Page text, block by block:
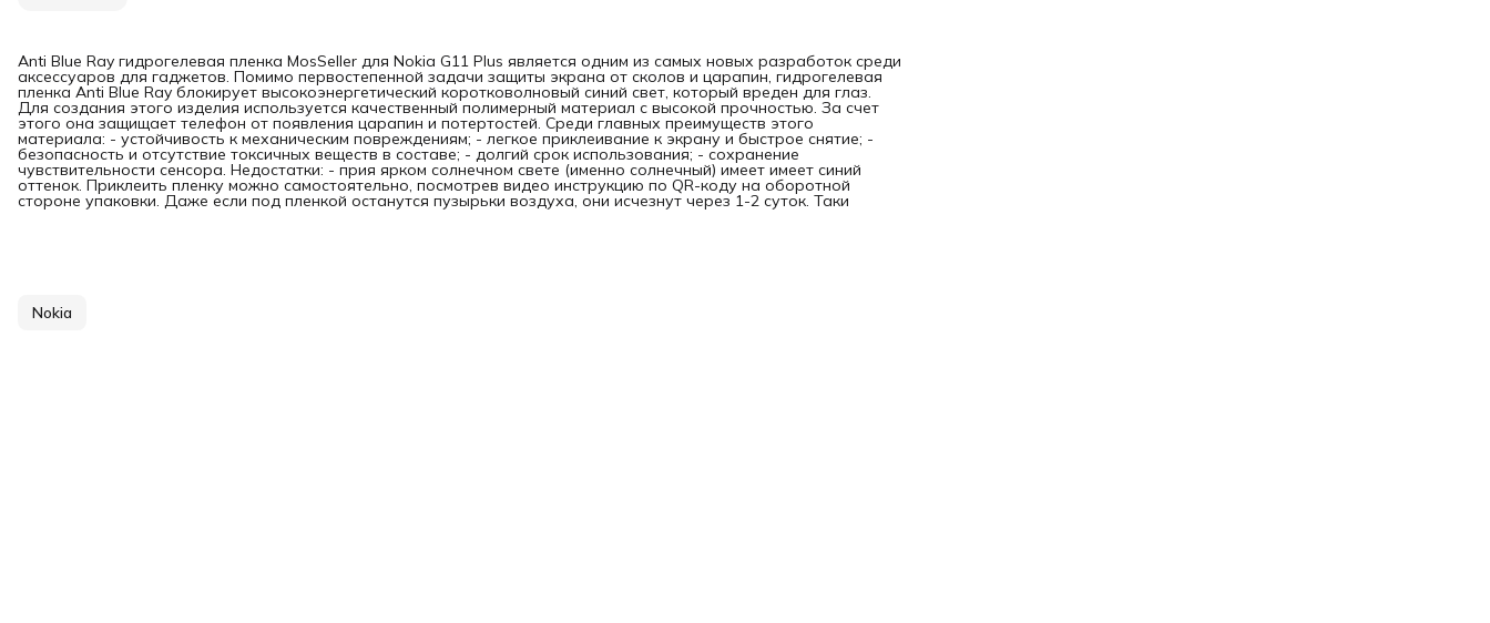
Anti Blue Ray гидрогелевая пленка MosSeller для Nokia G11 Plus является одним из самых новых разработок среди
аксессуаров для гаджетов. Помимо первостепенной задачи защиты экрана от сколов и царапин, гидрогелевая
пленка Anti Blue Ray блокирует высокоэнергетический коротковолновый синий свет, который вреден для глаз.
Для создания этого изделия используется качественный полимерный материал с высокой прочностью. За счет
этого она защищает телефон от появления царапин и потертостей. Среди главных преимуществ этого
материала: - устойчивость к механическим повреждениям; - легкое приклеивание к экрану и быстрое снятие; -
безопасность и отсутствие токсичных веществ в составе; - долгий срок использования; - сохранение
чувствительности сенсора. Недостатки: - прия ярком солнечном свете (именно солнечный) имеет имеет синий
оттенок. Приклеить пленку можно самостоятельно, посмотрев видео инструкцию по QR-коду на оборотной
стороне упаковки. Даже если под пленкой останутся пузырьки воздуха, они исчезнут через 1-2 суток. Таки
Nokia